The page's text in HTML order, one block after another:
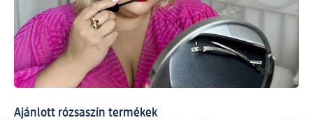
Ajánlott rózsaszín termékek